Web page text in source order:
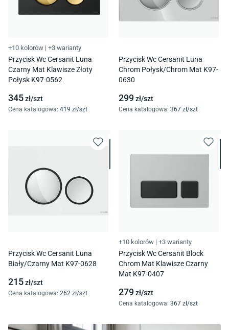
+10 kolorów | +3 warianty
Przycisk Wc Cersanit Luna
Czarny Mat Klawisze Złoty
Połysk K97-0562
345zł/szt
Cena katalogowa: 419 zł/szt
Przycisk Wc Cersanit Luna
Chrom Połysk/Chrom Mat K97-
0630
299zł/szt
Cena katalogowa: 367 zł/szt
Przycisk Wc Cersanit Luna
Biały/Czarny Mat K97-0628
215zł/szt
Cena katalogowa: 262 zł/szt
+10 kolorów | +3 warianty
Przycisk Wc Cersanit Block
Chrom Mat Klawisze Czarny
Mat K97-0407
279zł/szt
Cena katalogowa: 367 zł/szt